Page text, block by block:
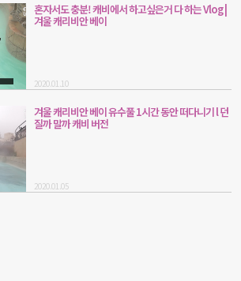
혼자서도 충분! 캐비에서 하고싶은거 다 하는 Vlog |
겨울 캐리비안 베이
2020.01.10
겨울 캐리비안 베이 유수풀 1시간 동안 떠다니기 l 던
질까 말까 캐비 버전
2020.01.05